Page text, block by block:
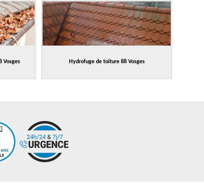
Vosges Hydrofuge de toiture 88 Vosges